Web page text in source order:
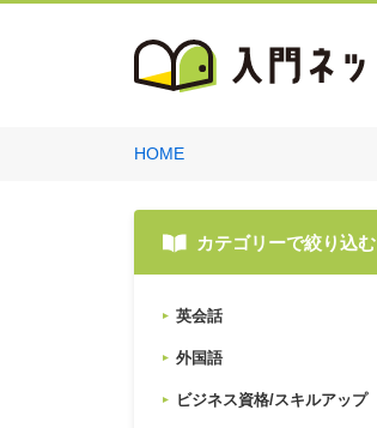
HOME
カテゴリーで絞り込む
英会話
外国語
ビジネス資格/スキルアップ